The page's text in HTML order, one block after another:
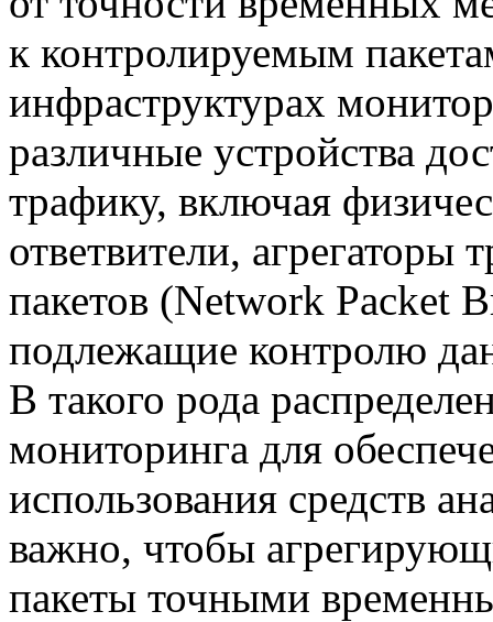
к контролируемым
инфраструктурах
различные устройства
трафику, включая
ответвители, агрегаторы
пакетов (Network Packet
подлежащие контролю
В такого рода
мониторинга для
использования средств
важно, чтобы
пакеты точными